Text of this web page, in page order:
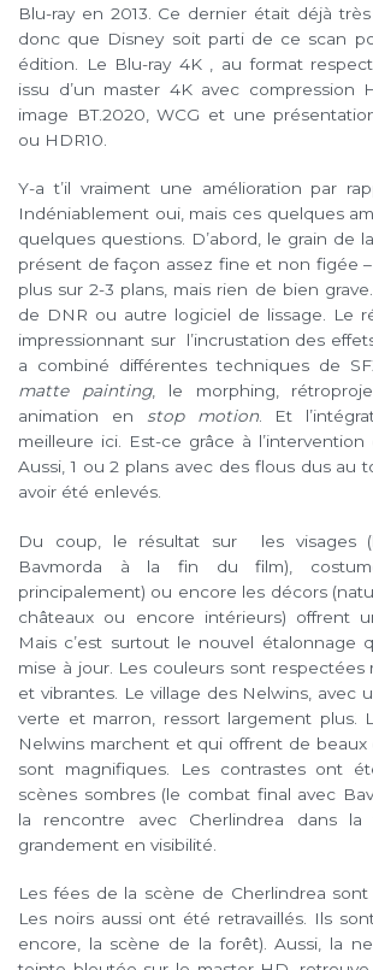
Blu-ray en 2013. Ce dernier était déjà
donc que Disney soit parti de ce scan
édition. Le Blu-ray 4K , au format
issu d’un master 4K avec compression
image BT.2020, WCG et une
ou HDR10.
Y-a t’il vraiment une amélioration par
Indéniablement oui, mais ces quelques
quelques questions. D’abord, le grain de
présent de façon assez fine et non figée
plus sur 2-3 plans, mais rien de bien
de DNR ou autre logiciel de lissage. Le
impressionnant sur l’incrustation des
a combiné différentes techniques de
matte painting, le morphing,
animation en stop motion. Et
meilleure ici. Est-ce grâce à l’intervention
Aussi, 1 ou 2 plans avec des flous dus au
avoir été enlevés.
Du coup, le résultat sur les visages
Bavmorda à la fin du film),
principalement) ou encore les décors
châteaux ou encore intérieurs) offrent
Mais c’est surtout le nouvel étalonnage
mise à jour. Les couleurs sont respectées
et vibrantes. Le village des Nelwins, avec
verte et marron, ressort largement plus.
Nelwins marchent et qui offrent de beaux
sont magnifiques. Les contrastes ont
scènes sombres (le combat final avec
la rencontre avec Cherlindrea dans
grandement en visibilité.
Les fées de la scène de Cherlindrea sont
Les noirs aussi ont été retravaillés. Ils
encore, la scène de la forêt). Aussi, la